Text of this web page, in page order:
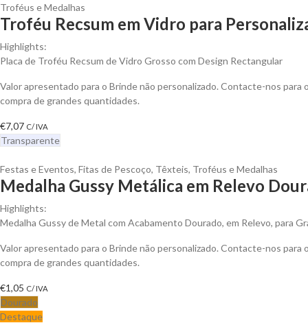
Troféus e Medalhas
Troféu Recsum em Vidro para
Highlights:
Placa de Troféu Recsum de Vidro Grosso com Design Rectangular
Valor apresentado para o Brinde não personalizado. Contacte-nos para
compra de grandes quantidades.
€7,07 C/ IVA
Transparente
Festas e Eventos, Fitas de Pescoço, Têxteis, Troféus e Medalhas
Medalha Gussy Metálica em Relevo
Highlights:
Medalha Gussy de Metal com Acabamento Dourado, em Relevo, para
Valor apresentado para o Brinde não personalizado. Contacte-nos para
compra de grandes quantidades.
€1,05 C/ IVA
Dourado
Destaque